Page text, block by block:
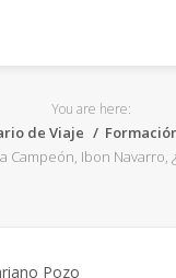
You are here:
de Viaje
Campeón, Ibon Navarro,